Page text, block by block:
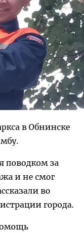
в Обнинске
поводком за
и не смог
во
города.